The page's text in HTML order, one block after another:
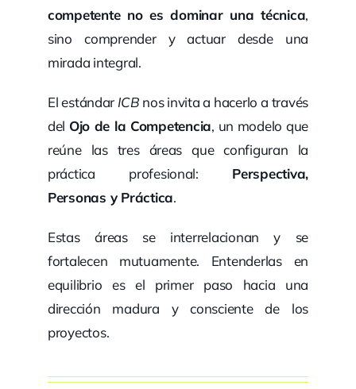
competente no es dominar una técnica,
sino comprender y actuar desde una
mirada integral.
El estándar ICB nos invita a hacerlo a través
del Ojo de la Competencia, un modelo que
reúne las tres áreas que configuran la
práctica profesional: Perspectiva,
Personas y Práctica.
Estas áreas se interrelacionan y se
fortalecen mutuamente. Entenderlas en
equilibrio es el primer paso hacia una
dirección madura y consciente de los
proyectos.